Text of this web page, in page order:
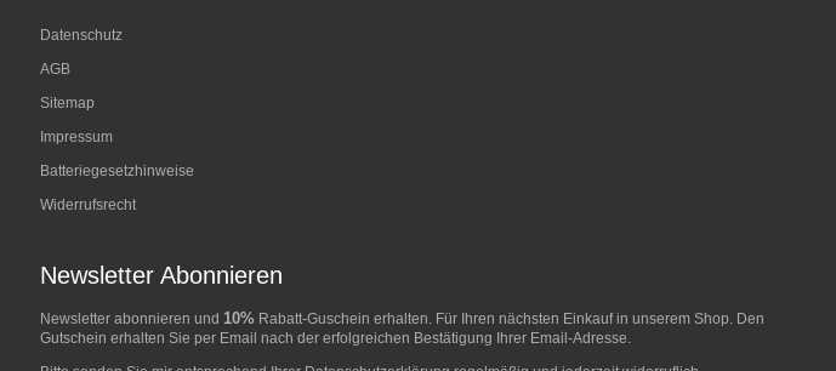
Datenschutz
AGB
Sitemap
Impressum
Batteriegesetzhinweise
Widerrufsrecht
Newsletter Abonnieren
Newsletter abonnieren und 10% Rabatt-Guschein erhalten. Für Ihren nächsten Einkauf in unserem Shop. Den
Gutschein erhalten Sie per Email nach der erfolgreichen Bestätigung Ihrer Email-Adresse.